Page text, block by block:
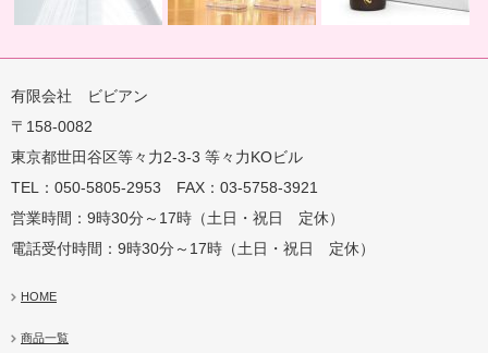
用地球の恵みを シャワー
有限会社 ビビアン
〒158-0082
東京都世田谷区等々力2-3-3 等々力KOビル
TEL：050-5805-2953 FAX：03-5758-3921
営業時間：9時30分～17時（土日・祝日 定休）
電話受付時間：9時30分～17時（土日・祝日 定休）
HOME
商品一覧